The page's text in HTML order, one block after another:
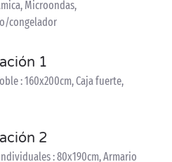
Microondas,
congelador
1
: 160x200cm, Caja fuerte,
2
: 80x190cm, Armario